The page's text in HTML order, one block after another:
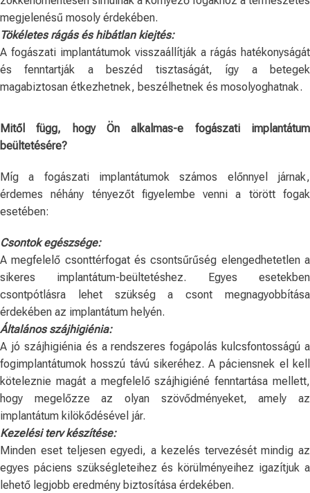
megjelenésű mosoly érdekében.
Tökéletes rágás és hibátlan kiejtés:
A fogászati ​​implantátumok visszaállítják a rágás hatékonyságát
és fenntartják a beszéd tisztaságát, így a betegek
magabiztosan étkezhetnek, beszélhetnek és mosolyoghatnak.
Mitől függ, hogy Ön alkalmas-e fogászati implantátum
beültetésére?
Míg a fogászati ​​implantátumok számos előnnyel járnak,
érdemes néhány tényezőt figyelembe venni a törött fogak
esetében:
Csontok egészsége:
A megfelelő csonttérfogat és csontsűrűség elengedhetetlen a
sikeres implantátum-beültetéshez. Egyes esetekben
csontpótlásra lehet szükség a csont megnagyobbítása
érdekében az implantátum helyén.
Általános szájhigiénia:
A jó szájhigiénia és a rendszeres fogápolás kulcsfontosságú a
fogimplantátumok hosszú távú sikeréhez. A páciensnek el kell
köteleznie magát a megfelelő szájhigiéné fenntartása mellett,
hogy megelőzze az olyan szövődményeket, amely az
implantátum kilökődésével jár.
Kezelési terv készítése:
Minden eset teljesen egyedi, a kezelés tervezését mindig az
egyes páciens szükségleteihez és körülményeihez igazítjuk a
lehető legjobb eredmény biztosítása érdekében.